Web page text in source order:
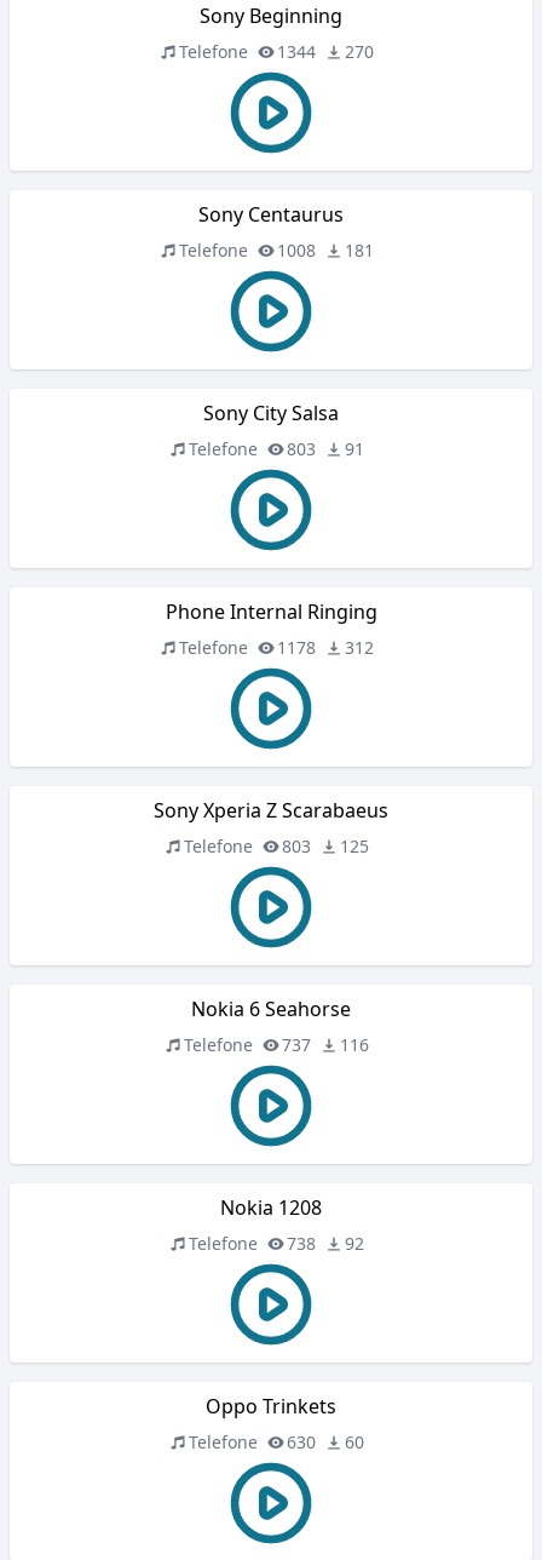
Sony Beginning
Telefone 1344 270
Sony Centaurus
Telefone 1008 181
Sony City Salsa
Telefone 803 91
Phone Internal Ringing
Telefone 1178 312
Sony Xperia Z Scarabaeus
Telefone 803 125
Nokia 6 Seahorse
Telefone 737 116
Nokia 1208
Telefone 738 92
Oppo Trinkets
Telefone 630 60